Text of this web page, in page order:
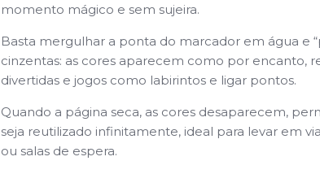
momento mágico e sem sujeira.
Basta mergulhar a ponta do marcador em água e
cinzentas: as cores aparecem como por encanto,
divertidas e jogos como labirintos e ligar pontos.
Quando a página seca, as cores desaparecem,
seja reutilizado infinitamente, ideal para levar em
ou salas de espera.